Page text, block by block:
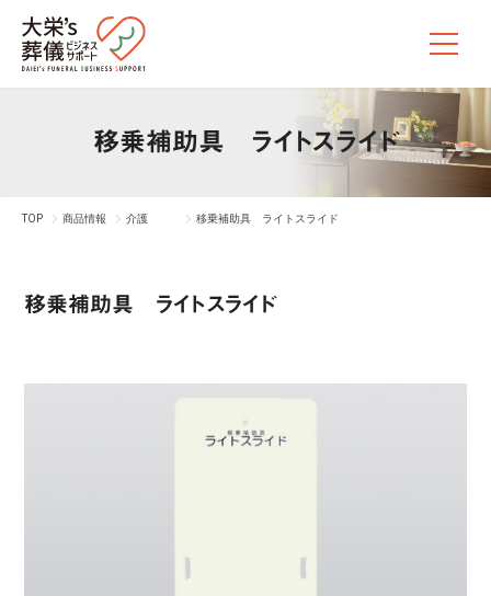
移乗補助具 ライトスライド
TOP 商品情報 介護 移乗補助具 ライトスライド
移乗補助具 ライトスライド